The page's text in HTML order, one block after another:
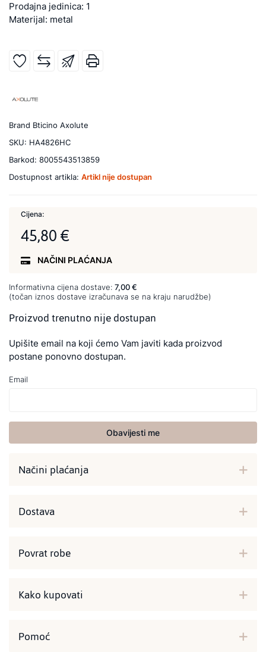
Prodajna jedinica: 1
Materijal: metal
Brand Bticino Axolute
SKU: HA4826HC
Barkod: 8005543513859
Dostupnost artikla: Artikl nije dostupan
Cijena:
45,80 €
NAČINI PLAĆANJA
Informativna cijena dostave: 7,00 €
(točan iznos dostave izračunava se na kraju narudžbe)
Proizvod trenutno nije dostupan
Upišite email na koji ćemo Vam javiti kada proizvod
postane ponovno dostupan.
Email
Obavijesti me
Načini plaćanja
Dostava
Povrat robe
Kako kupovati
Pomoć